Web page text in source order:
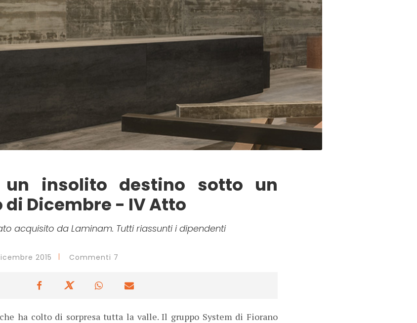
insolito destino sotto un
di Dicembre - IV Atto
acquisito da Laminam. Tutti riassunti i dipendenti
2015 Commenti 7
ha colto di sorpresa tutta la valle. Il gruppo System di Fiorano